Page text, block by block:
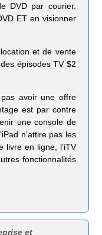
DVD par courier.
ET en visionner
et de vente
épisodes TV $2
pas avoir une offre
est par contre
une console de
n’attire pas les
livre en ligne, l’iTV
fonctionnalités
et